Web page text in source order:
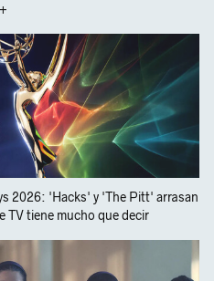
2026: 'Hacks' y 'The Pitt' arrasan
TV tiene mucho que decir